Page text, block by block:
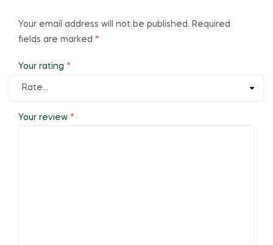
Your email address will not be published. Required
fields are marked *
Your rating *
Your review *